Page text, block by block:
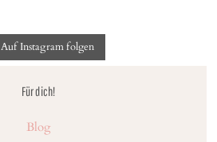
Auf Instagram folgen
Für dich!
Blog